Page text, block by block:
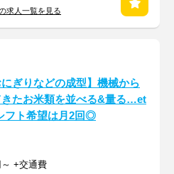
求人一覧を見る
にぎりなどの成型】機械から
きたお米類を並べる&量る…et
フト希望は月2回◎
+交通費